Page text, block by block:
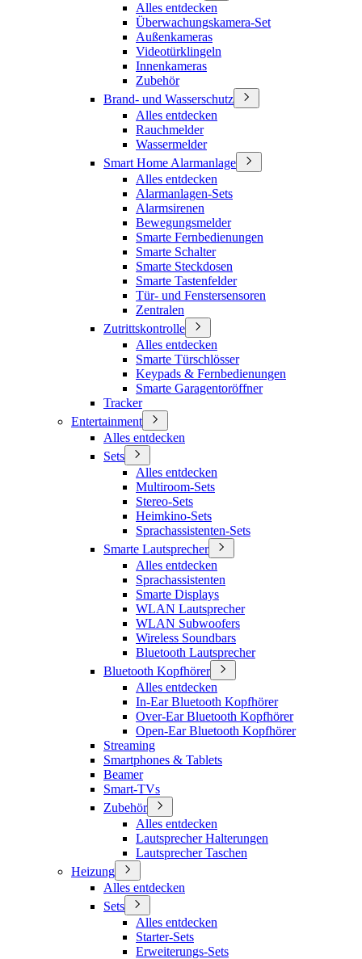
Alles entdecken
Überwachungskamera-Set
Außenkameras
Videotürklingeln
Innenkameras
Zubehör
Brand- und Wasserschutz
Alles entdecken
Rauchmelder
Wassermelder
Smart Home Alarmanlage
Alles entdecken
Alarmanlagen-Sets
Alarmsirenen
Bewegungsmelder
Smarte Fernbedienungen
Smarte Schalter
Smarte Steckdosen
Smarte Tastenfelder
Tür- und Fenstersensoren
Zentralen
Zutrittskontrolle
Alles entdecken
Smarte Türschlösser
Keypads & Fernbedienungen
Smarte Garagentoröffner
Tracker
Entertainment
Alles entdecken
Sets
Alles entdecken
Multiroom-Sets
Stereo-Sets
Heimkino-Sets
Sprachassistenten-Sets
Smarte Lautsprecher
Alles entdecken
Sprachassistenten
Smarte Displays
WLAN Lautsprecher
WLAN Subwoofers
Wireless Soundbars
Bluetooth Lautsprecher
Bluetooth Kopfhörer
Alles entdecken
In-Ear Bluetooth Kopfhörer
Over-Ear Bluetooth Kopfhörer
Open-Ear Bluetooth Kopfhörer
Streaming
Smartphones & Tablets
Beamer
Smart-TVs
Zubehör
Alles entdecken
Lautsprecher Halterungen
Lautsprecher Taschen
Heizung
Alles entdecken
Sets
Alles entdecken
Starter-Sets
Erweiterungs-Sets